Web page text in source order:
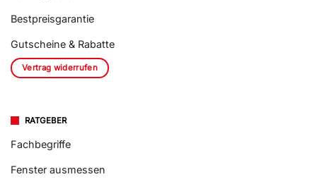
Bestpreisgarantie
Gutscheine & Rabatte
Vertrag widerrufen
RATGEBER
Fachbegriffe
Fenster ausmessen